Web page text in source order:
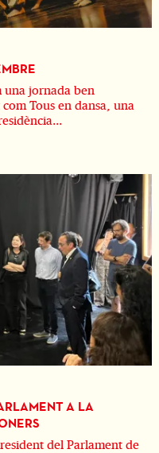
una jornada ben
Tous en dansa, una
A LA
del Parlament de